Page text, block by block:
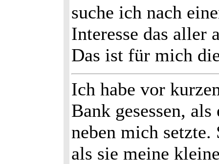
suche ich nach
Interesse das aller
Das ist für mich
Ich habe vor
Bank gesessen,
neben mich
als sie meine